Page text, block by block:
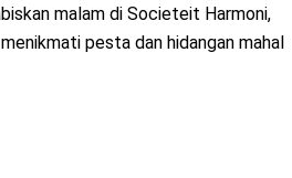
malam di Societeit Harmoni,
pesta dan hidangan mahal